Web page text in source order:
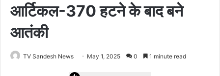
आर्टिकल-370 हटने के बाद बने
आतंकी
TV Sandesh News May 1, 2025 0 1 minute read